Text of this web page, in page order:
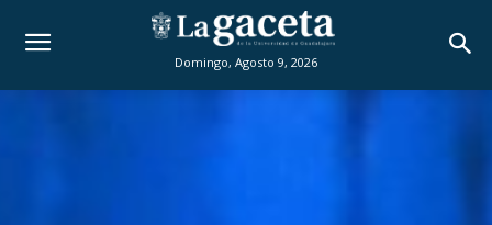
Domingo, Agosto 9, 2026